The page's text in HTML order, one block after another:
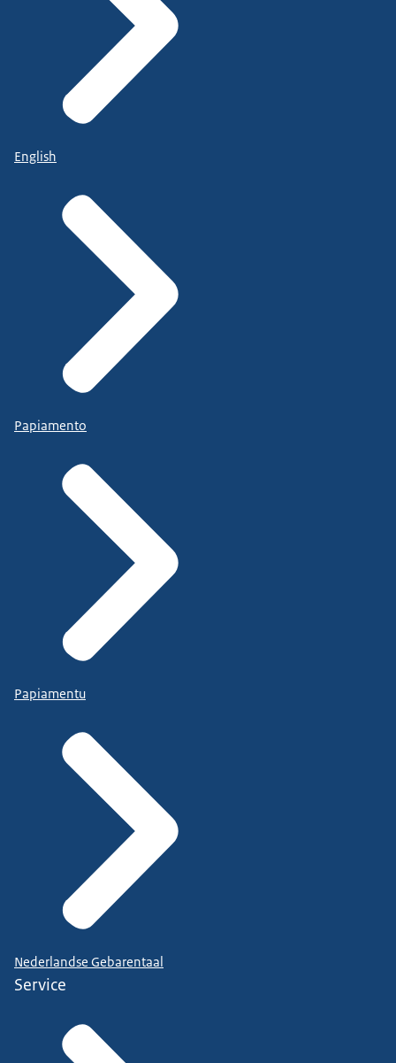
English
Papiamento
Papiamentu
Nederlandse Gebarentaal
Service